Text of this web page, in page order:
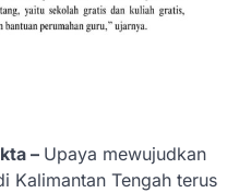
– Upaya mewujudkan
Kalimantan Tengah terus